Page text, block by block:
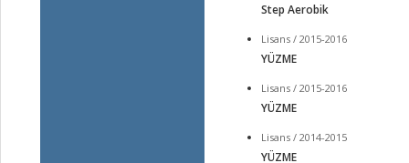
Step Aerobik
Lisans / 2015-2016
YÜZME
Lisans / 2015-2016
YÜZME
Lisans / 2014-2015
YÜZME